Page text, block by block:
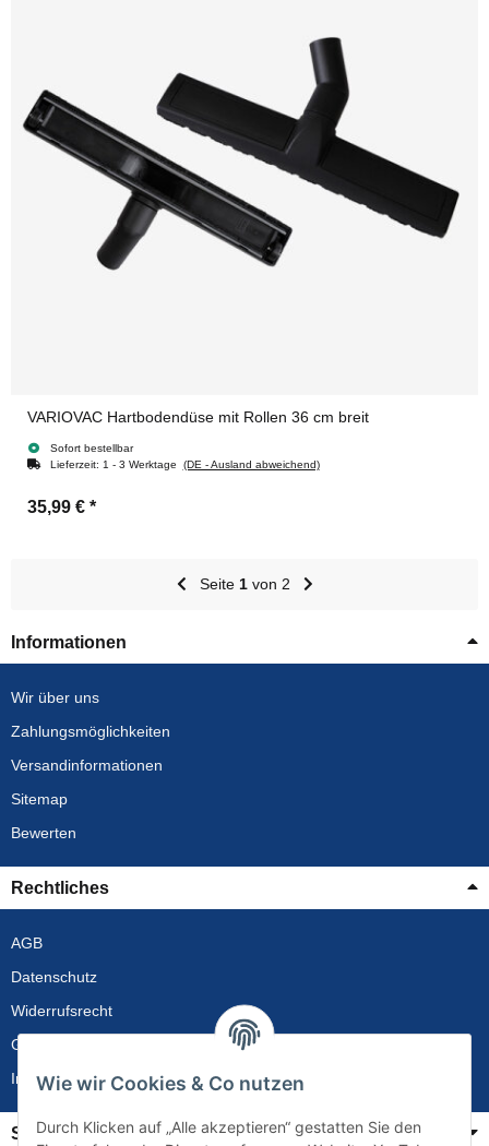
VARIOVAC Hartbodendüse mit Rollen 36 cm breit
Sofort bestellbar
Lieferzeit: 1 - 3 Werktage (DE - Ausland abweichend)
35,99 € *
Seite 1von 2
Informationen
Wir über uns
Zahlungsmöglichkeiten
Versandinformationen
Sitemap
Bewerten
Rechtliches
AGB
Datenschutz
Widerrufsrecht
Gewährleistung
Impressum
Service
Wie wir Cookies & Co nutzen
Durch Klicken auf „Alle akzeptieren“ gestatten Sie den